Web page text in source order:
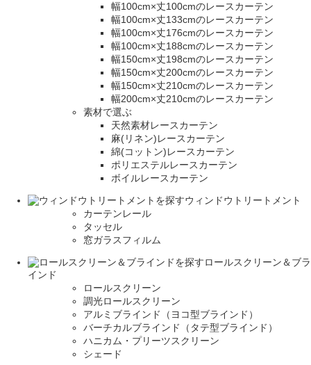
幅100cm×丈100cmのレースカーテン
幅100cm×丈133cmのレースカーテン
幅100cm×丈176cmのレースカーテン
幅100cm×丈188cmのレースカーテン
幅150cm×丈198cmのレースカーテン
幅150cm×丈200cmのレースカーテン
幅150cm×丈210cmのレースカーテン
幅200cm×丈210cmのレースカーテン
素材で選ぶ
天然素材レースカーテン
麻(リネン)レースカーテン
綿(コットン)レースカーテン
ポリエステルレースカーテン
ボイルレースカーテン
ウィンドウトリートメント
カーテンレール
タッセル
窓ガラスフィルム
ロールスクリーン＆ブラ
インド
ロールスクリーン
調光ロールスクリーン
アルミブラインド（ヨコ型ブラインド）
バーチカルブラインド（タテ型ブラインド）
ハニカム・プリーツスクリーン
シェード